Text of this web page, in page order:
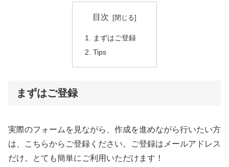
目次
まずはご登録
Tips
まずはご登録
実際のフォームを見ながら、作成を進めながら行いたい方
は、こちらからご登録ください。ご登録はメールアドレス
だけ。とても簡単にご利用いただけます！